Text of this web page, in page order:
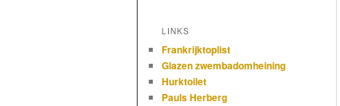
LINKS
Frankrijktoplist
Glazen zwembadomheining
Hurktoilet
Pauls Herberg